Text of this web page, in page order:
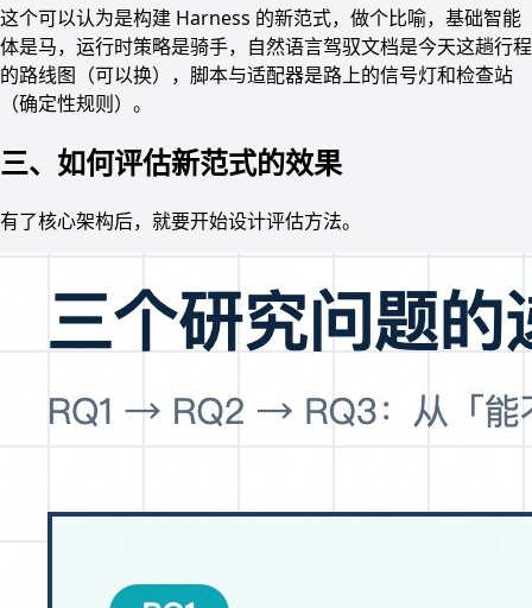
这个可以认为是构建 Harness 的新范式，做个比喻，基础智能
体是马，运行时策略是骑手，自然语言驾驭文档是今天这趟行程
的路线图（可以换），脚本与适配器是路上的信号灯和检查站
（确定性规则）。
三、如何评估新范式的效果
有了核心架构后，就要开始设计评估方法。